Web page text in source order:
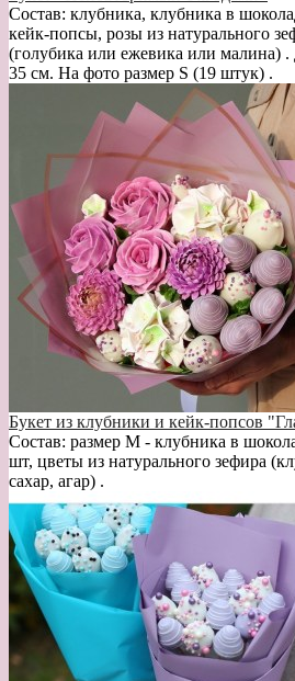
Состав: клубника, клубника в
кейк-попсы, розы из натурального
(голубика или ежевика или малина)
35 см. На фото размер S (19 штук) .
Букет из клубники и кейк-попсов
Состав: размер М - клубника в
шт, цветы из натурального зефира
сахар, агар) .